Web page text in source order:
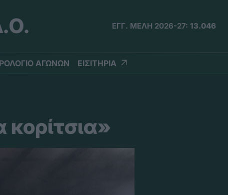
ΕΓΓ. ΜΕΛΗ 2026-27: 13.046
ΑΓΩΝΩΝ ΕΙΣΙΤΗΡΙΑ